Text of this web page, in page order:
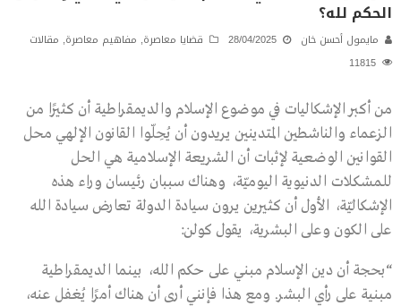
الحكم لله؟
مايمول أحسن خان 28/04/2025 قضايا معاصرة, مفاهيم معاصرة, مقالات
من أكبر الإشكاليات في موضوع الإسلام والديمقراطية أن كثيرًا من
الزعماء والناشطين المتدينين يريدون أن يُحِلّوا القانون الإلهي محل
القوانين الوضعية لإثبات أن الشريعة الإسلامية هي الحل
للمشكلات الدنيوية اليوميّة، وهناك سببان رئيسان وراء هذه
الإشكاليّة، الأول أن كثيرين يرون سيادة الدولة تعارض سيادة الله
على الكون وعلى البشرية، يقول كولن:
“بحجة أن دين الإسلام مبني على حكم الله، بينما الديمقراطية
مبنية على رأي البشر. ومع هذا فإنني أرى أن هناك أمرًا يُغفل عنه،